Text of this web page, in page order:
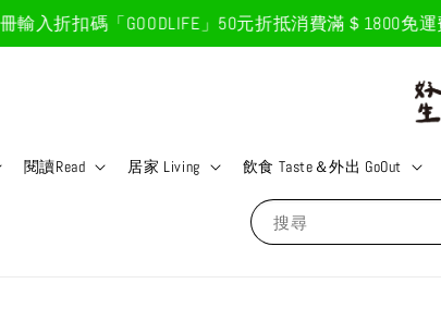
輸入折扣碼「GOODLIFE」50元折抵消費滿＄1800免運費
搜尋
閱讀Read 居家 Living 飲食 Taste＆外出 GoOut